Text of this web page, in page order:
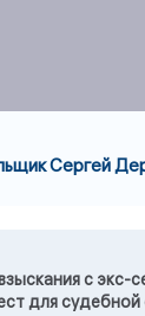
Сергей
с экс-
для